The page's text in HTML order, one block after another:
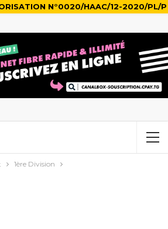
N°0020/HAAC/12-2020/PL/P
1ère Division